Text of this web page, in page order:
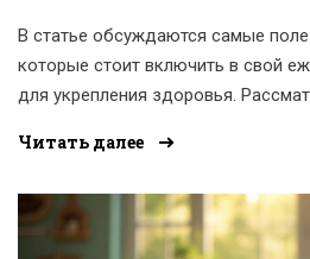
В статье обсуждаются самые
которые стоит включить в свой
для укрепления здоровья.
чорное ягоды, семена чиа и
из этих ингредиентов для
пользы. Читатели узнают о
Читать далее